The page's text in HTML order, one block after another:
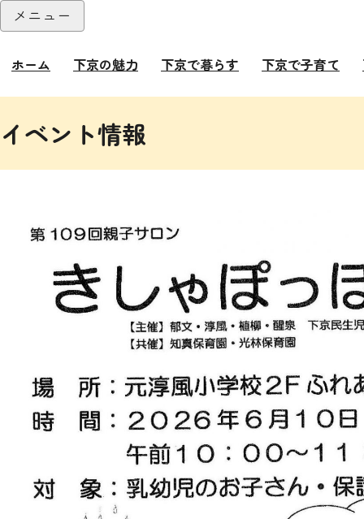
本文へ
メニュー
ホーム 下京の魅力 下京で暮らす 下京で子育て
イベント情報